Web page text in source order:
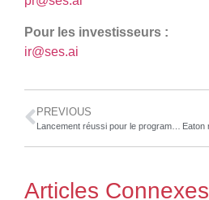
Pour les investisseurs :
ir@ses.ai
PREVIOUS
Articles Connexes